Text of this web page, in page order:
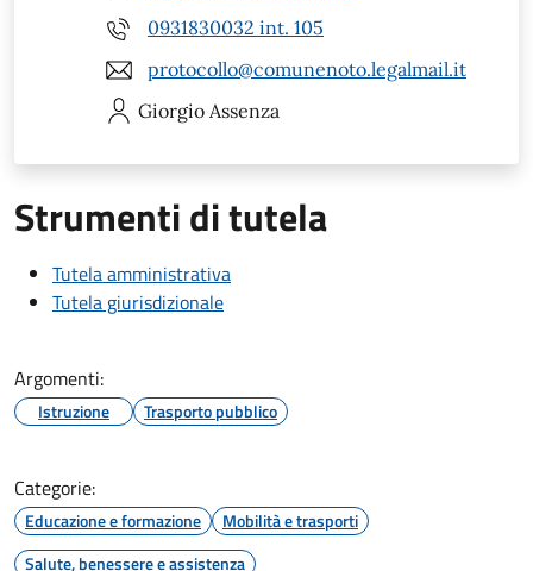
0931830032 int. 105
protocollo@comunenoto.legalmail.it
Giorgio Assenza
Strumenti di tutela
Tutela amministrativa
Tutela giurisdizionale
Argomenti:
Istruzione Trasporto pubblico
Categorie:
Educazione e formazione
Mobilità e trasporti
Salute, benessere e assistenza